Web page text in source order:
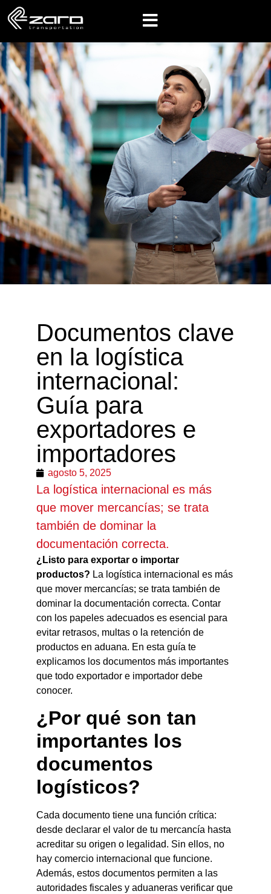
Documentos clave
en la logística
internacional:
Guía para
exportadores e
importadores
agosto 5, 2025
La logística internacional es más
que mover mercancías; se trata
también de dominar la
documentación correcta.
¿Listo para exportar o importar
productos? La logística internacional es más
que mover mercancías; se trata también de
dominar la documentación correcta. Contar
con los papeles adecuados es esencial para
evitar retrasos, multas o la retención de
productos en aduana. En esta guía te
explicamos los documentos más importantes
que todo exportador e importador debe
conocer.
¿Por qué son tan
importantes los
documentos
logísticos?
Cada documento tiene una función crítica:
desde declarar el valor de tu mercancía hasta
acreditar su origen o legalidad. Sin ellos, no
hay comercio internacional que funcione.
Además, estos documentos permiten a las
autoridades fiscales y aduaneras verificar que